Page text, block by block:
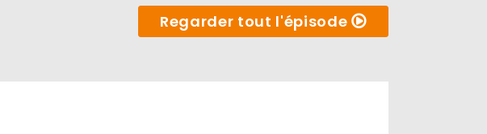
Regarder tout l'épisode